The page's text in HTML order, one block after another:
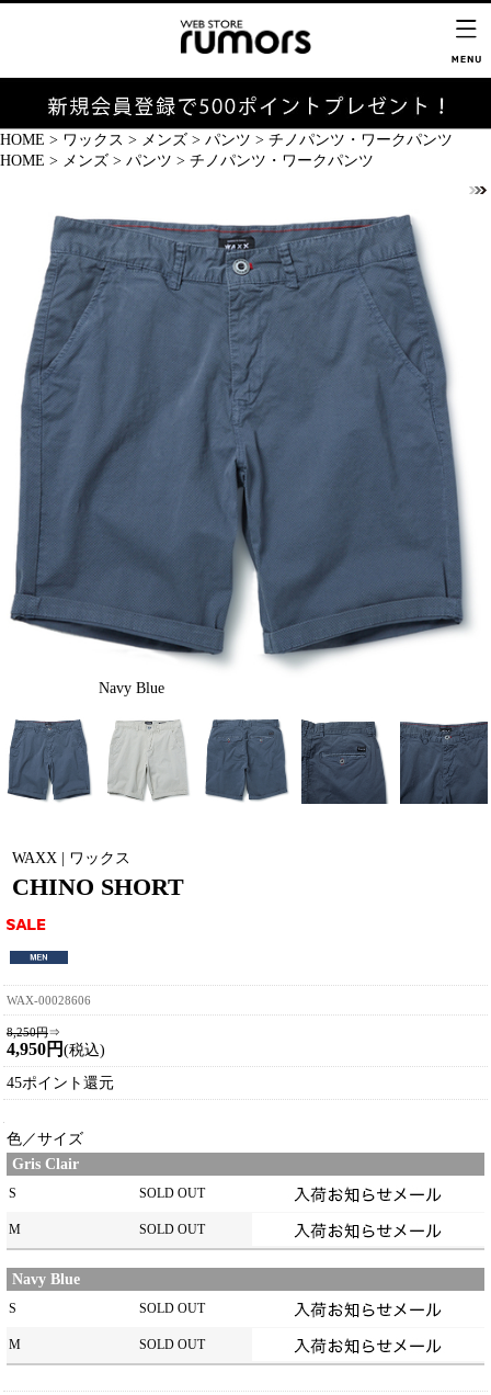
HOME > ワックス > メンズ > パンツ > チノパンツ・ワークパンツ
HOME > メンズ > パンツ > チノパンツ・ワークパンツ
Navy Blue
WAXX | ワックス
CHINO SHORT
WAX-00028606
8,250円⇒
4,950円 (税込)
45ポイント還元
色／サイズ
Gris Clair
S SOLD OUT
M SOLD OUT
Navy Blue
S SOLD OUT
M SOLD OUT